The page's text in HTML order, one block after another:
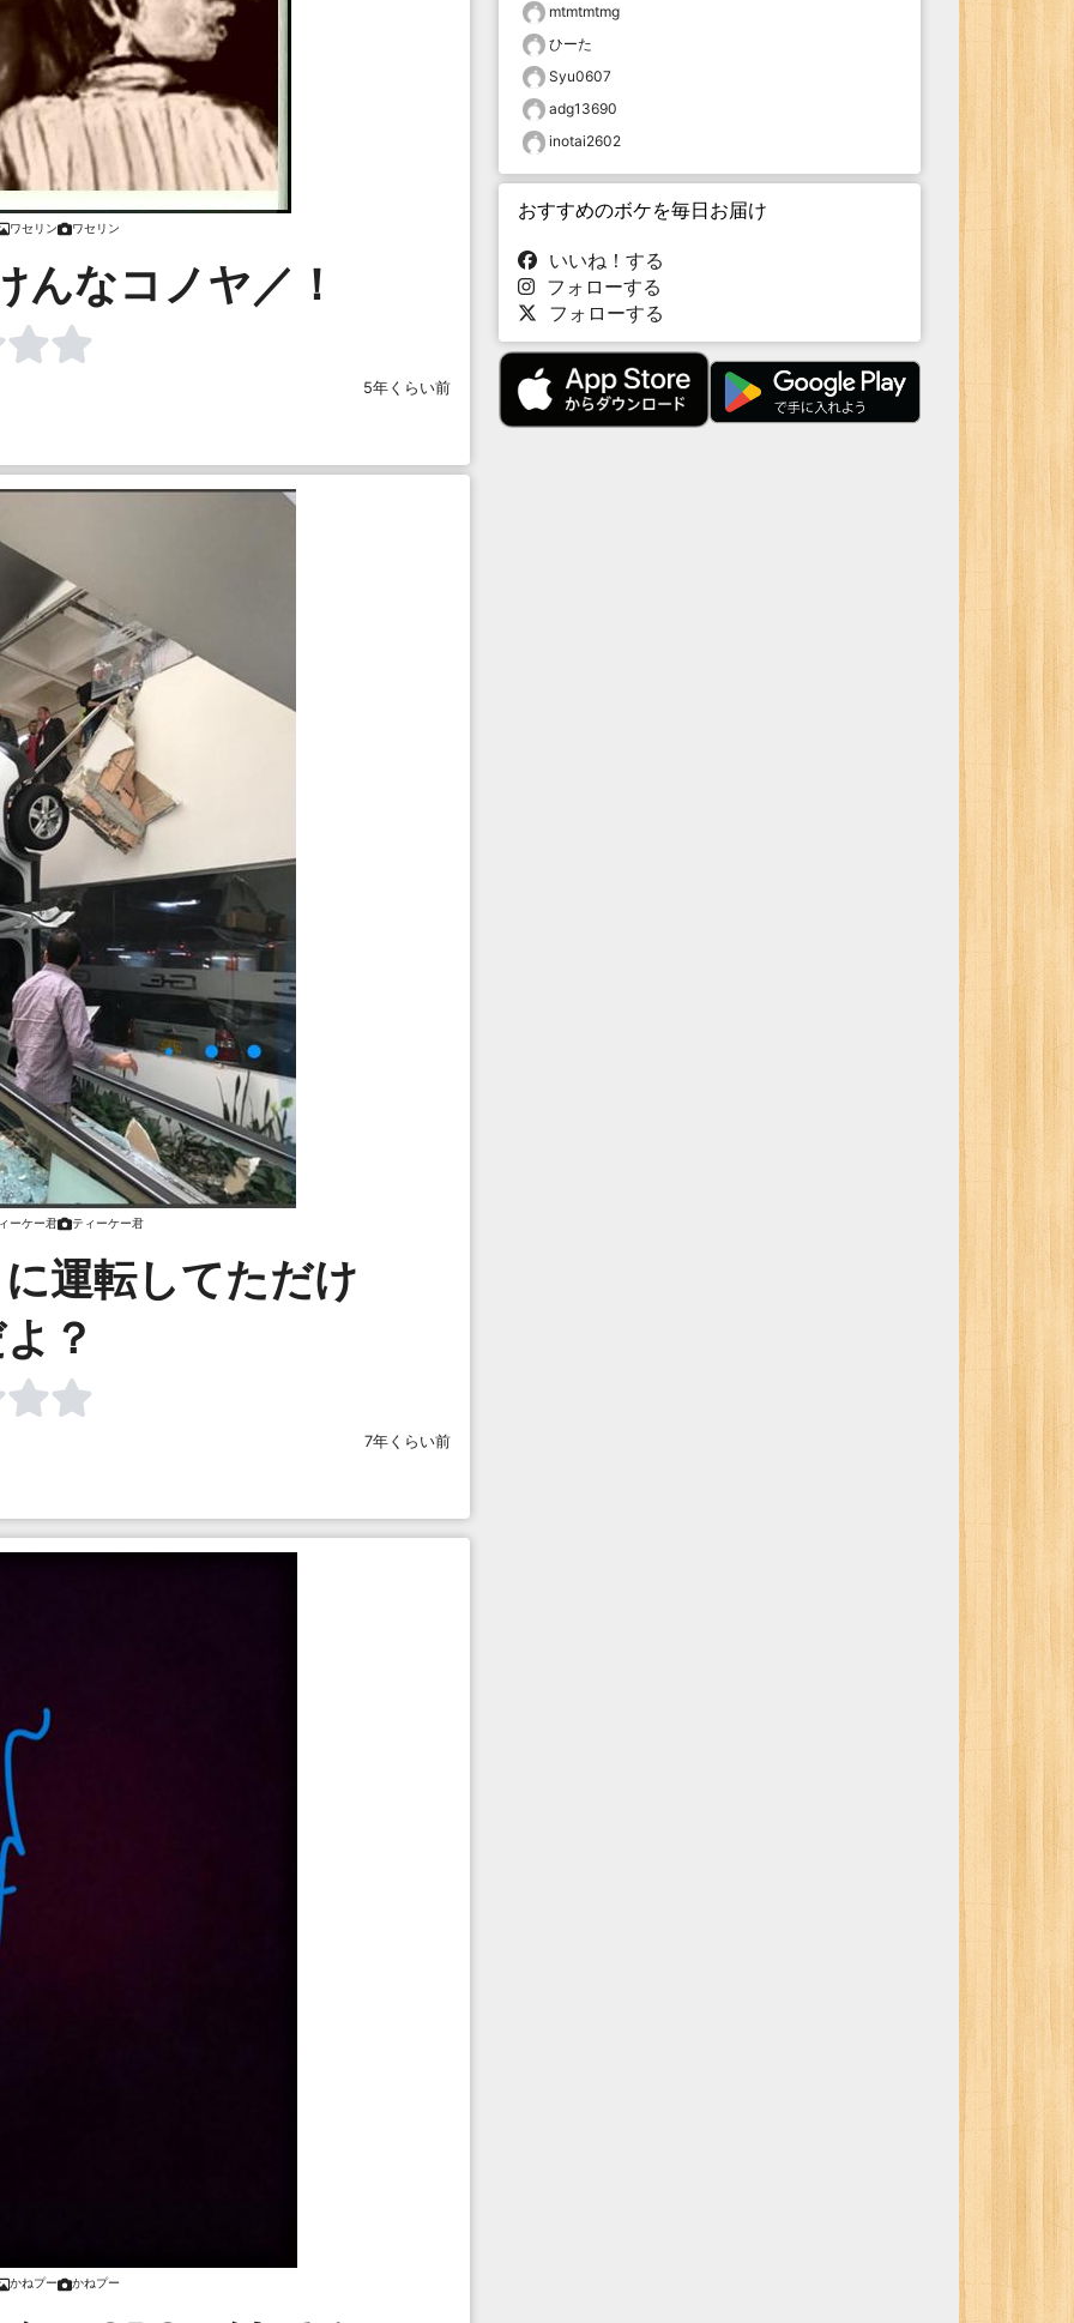
ワセリン ワセリン
んなコノヤ／！
5年くらい前
ーケー君 ティーケー君
運転してただけ
？
7年くらい前
かねプー かねプー
mtmtmtmg
ひーた
Syu0607
adg13690
inotai2602
おすすめのボケを毎日お届け
いいね！する
フォローする
フォローする